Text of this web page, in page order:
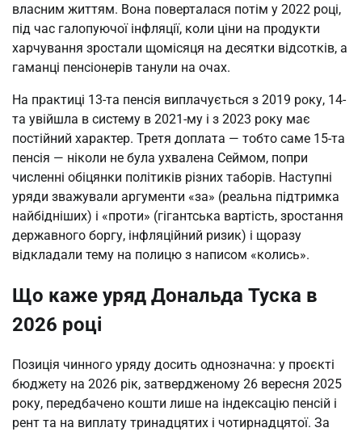
власним життям. Вона поверталася потім у 2022 році,
під час галопуючої інфляції, коли ціни на продукти
харчування зростали щомісяця на десятки відсотків, а
гаманці пенсіонерів танули на очах.
На практиці 13-та пенсія виплачується з 2019 року, 14-
та увійшла в систему в 2021-му і з 2023 року має
постійний характер. Третя доплата — тобто саме 15-та
пенсія — ніколи не була ухвалена Сеймом, попри
численні обіцянки політиків різних таборів. Наступні
уряди зважували аргументи «за» (реальна підтримка
найбідніших) і «проти» (гігантська вартість, зростання
державного боргу, інфляційний ризик) і щоразу
відкладали тему на полицю з написом «колись».
Що каже уряд Дональда Туска в
2026 році
Позиція чинного уряду досить однозначна: у проєкті
бюджету на 2026 рік, затвердженому 26 вересня 2025
року, передбачено кошти лише на індексацію пенсій і
рент та на виплату тринадцятих і чотирнадцятої. За